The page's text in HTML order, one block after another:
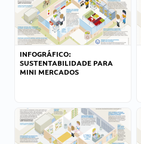
INFOGRÁFICO:
SUSTENTABILIDADE PARA
MINI MERCADOS